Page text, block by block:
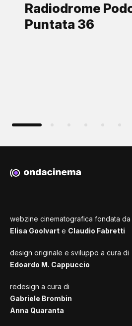
Radiodrome
Puntata 36
webzine cinematografica fondata da
Elisa Goolvart e Claudio Fabretti
design originale e sviluppo a cura di
Edoardo M. Cappuccio
redesign a cura di
Gabriele Brombin
Anna Quaranta